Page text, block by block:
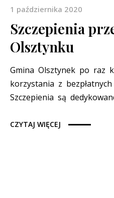
1 października 2020
Szczepienia
Olsztynku
Gmina Olsztynek po raz
korzystania z
Szczepienia są
CZYTAJ WIĘCEJ